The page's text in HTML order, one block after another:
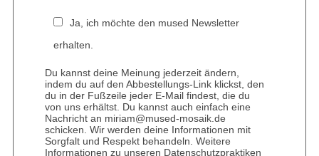
Ja, ich möchte den mused Newsletter
erhalten.
Du kannst deine Meinung jederzeit ändern,
indem du auf den Abbestellungs-Link klickst, den
du in der Fußzeile jeder E-Mail findest, die du
von uns erhältst. Du kannst auch einfach eine
Nachricht an miriam@mused-mosaik.de
schicken. Wir werden deine Informationen mit
Sorgfalt und Respekt behandeln. Weitere
Informationen zu unseren Datenschutzpraktiken